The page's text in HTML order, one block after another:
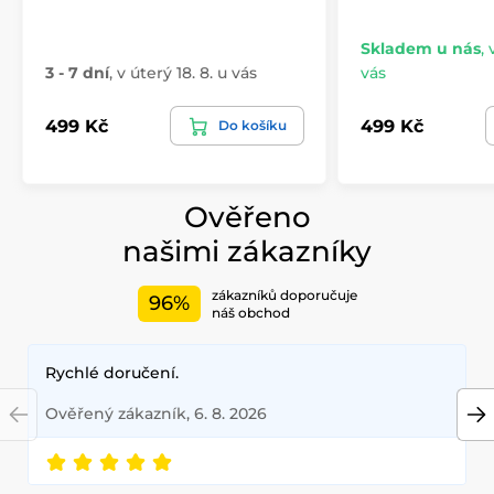
3 - 7 dní, v úterý 18. 8. u vás
499 Kč Do košíku
Skladem u nás,
vás
499 Kč
Ověřeno
našimi zákazníky
96%
zákazníků doporučuje
náš obchod
Rychlé doručení.
Ověřený zákazník, 6. 8. 2026